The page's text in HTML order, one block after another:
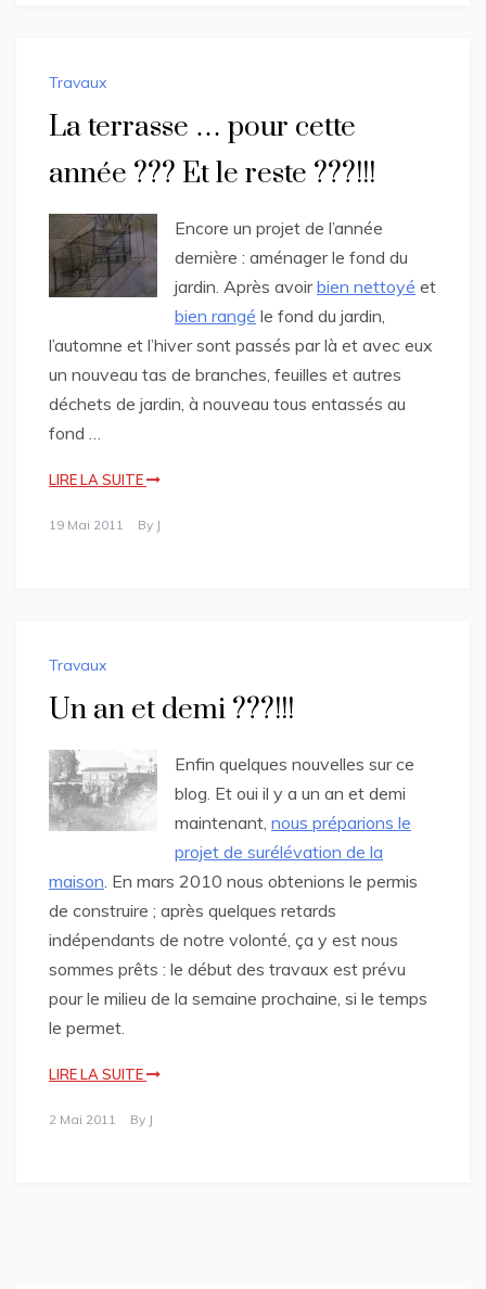
Travaux
La terrasse … pour cette
année ??? Et le reste ???!!!
Encore un projet de l’année
dernière : aménager le fond du
jardin. Après avoirbien nettoyé et
bien rangé le fond du jardin,
l’automne et l’hiver sont passés par là et avec eux
un nouveau tas de branches, feuilles et autres
déchets de jardin, à nouveau tous entassés au
fond …
LIRE LA SUITE
19 Mai 2011 By J
Travaux
Un an et demi ???!!!
Enfin quelques nouvelles sur ce
blog. Et oui il y a un an et demi
maintenant, nous préparions le
projet de surélévation de la
maison. En mars 2010 nous obtenions le permis
de construire ; après quelques retards
indépendants de notre volonté, ça y est nous
sommes prêts : le début des travaux est prévu
pour le milieu de la semaine prochaine, si le temps
le permet.
LIRE LA SUITE
2 Mai 2011 By J